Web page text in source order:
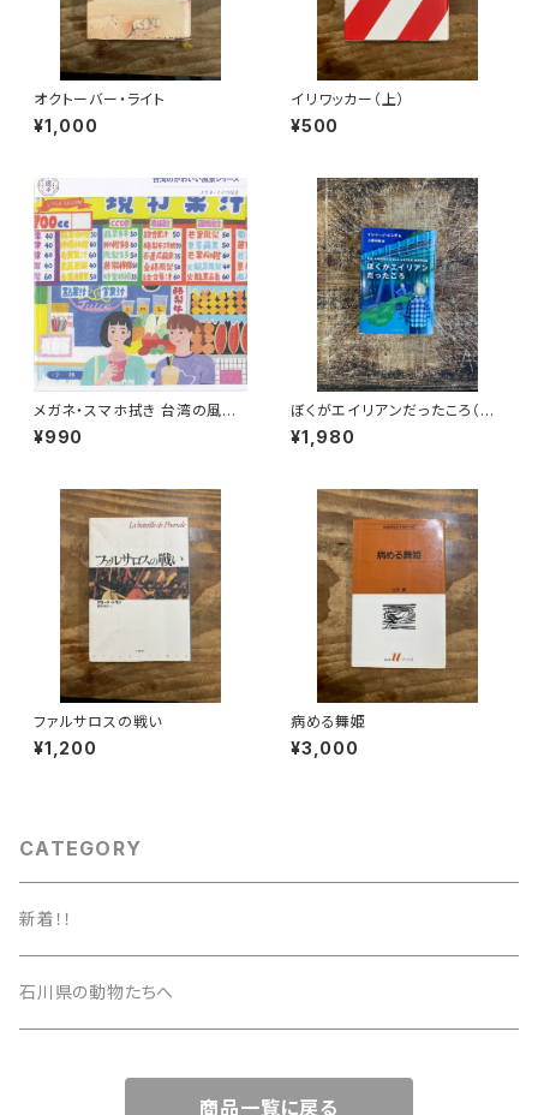
オクトーバー・ライト
¥1,000
イリワッカー（上）
¥500
メガネ・スマホ拭き 台湾の風景
（ジューススタンド）
¥990
ぼくがエイリアンだったころ（Un
Amore dell'artro Mondo)
¥1,980
ファルサロスの戦い
¥1,200
病める舞姫
¥3,000
CATEGORY
新着！！
石川県の動物たちへ
商品一覧に戻る